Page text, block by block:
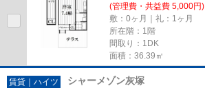
(管理費・共益費 5,000円)
敷：0ヶ月｜礼：1ヶ月
所在階：1階
間取り：1DK
面積：36.39㎡
賃貸｜ハイツ シャーメゾン灰塚